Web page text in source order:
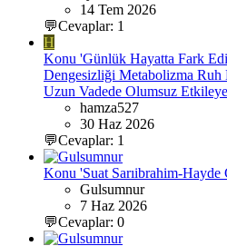
14 Tem 2026
💬Cevaplar: 1
H
Konu 'Günlük Hayatta Fark
Dengesizliği Metabolizma
Uzun Vadede Olumsuz
hamza527
30 Haz 2026
💬Cevaplar: 1
Konu 'Suat Sarıibrahim-
Gulsumnur
7 Haz 2026
💬Cevaplar: 0